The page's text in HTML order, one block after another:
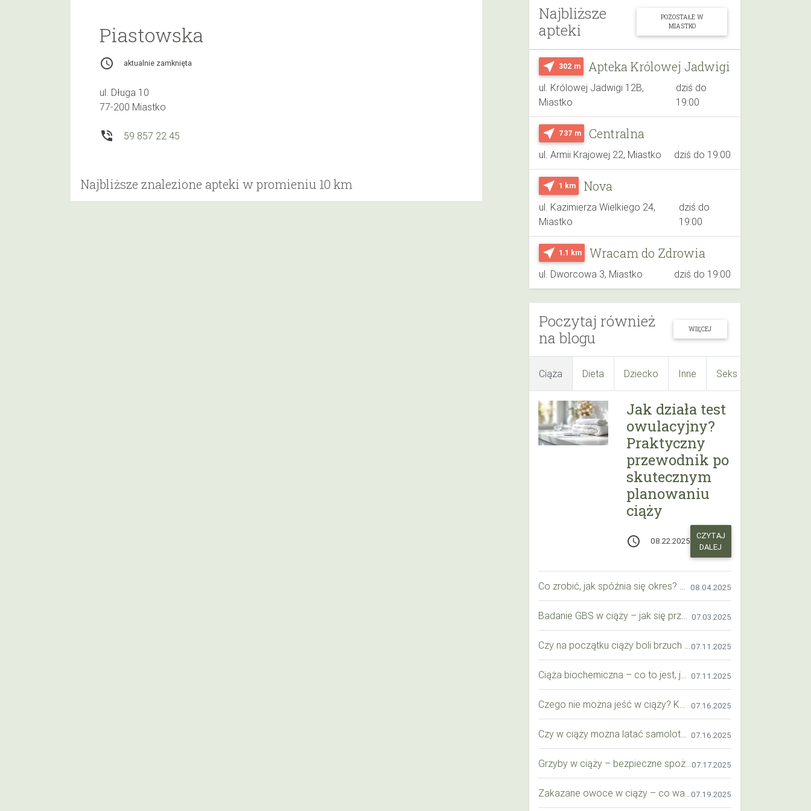
Najbliższe
apteki
POZOSTAŁE W
MIASTKO
near_me 302 m Apteka Królowej Jadwigi
ul. Królowej Jadwigi 12B,
Miastko
dziś do
19:00
near_me 737 m Centralna
ul. Armii Krajowej 22, Miastko dziś do 19:00
near_me 1 km Nova
ul. Kazimierza Wielkiego 24,
Miastko
dziś do
19:00
near_me 1.1 km Wracam do Zdrowia
ul. Dworcowa 3, Miastko dziś do 19:00
Poczytaj również
na blogu
WIĘCEJ
Ciąża Dieta Dziecko Inne Seks
Jak działa test
owulacyjny?
Praktyczny
przewodnik po
skutecznym
planowaniu
ciąży
access_time 08.22.2025
CZYTAJ
DALEJ
08.04.2025
07.03.2025
07.11.2025
07.11.2025
07.16.2025
07.16.2025
07.17.2025
07.19.2025
Piastowska
access_time aktualnie zamknięta
ul. Długa 10
77-200 Miastko
phone_in_talk 59 857 22 45
Najbliższe znalezione apteki w promieniu 10 km